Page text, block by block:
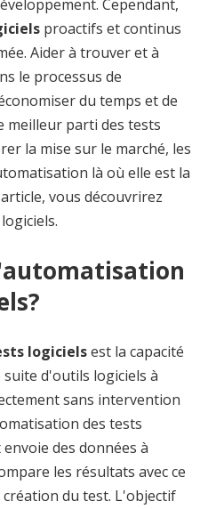
Cependant,
proactifs et continus
Aider à trouver et à
le processus de
du temps et de
meilleur parti des tests
la mise sur le marché, les
là où elle est la
vous découvrirez
logicielsest la capacité
d'outils logiciels à
sans intervention
des tests
des données à
les résultats avec ce
du test. L'objectif